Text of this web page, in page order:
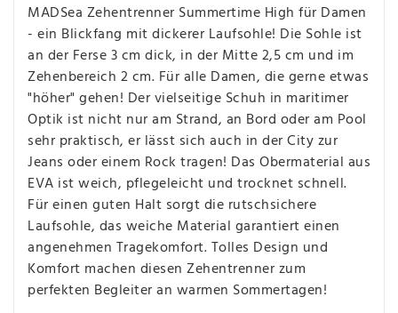
MADSea Zehentrenner Summertime High für Damen
- ein Blickfang mit dickerer Laufsohle! Die Sohle ist
an der Ferse 3 cm dick, in der Mitte 2,5 cm und im
Zehenbereich 2 cm. Für alle Damen, die gerne etwas
"höher" gehen! Der vielseitige Schuh in maritimer
Optik ist nicht nur am Strand, an Bord oder am Pool
sehr praktisch, er lässt sich auch in der City zur
Jeans oder einem Rock tragen! Das Obermaterial aus
EVA ist weich, pflegeleicht und trocknet schnell.
Für einen guten Halt sorgt die rutschsichere
Laufsohle, das weiche Material garantiert einen
angenehmen Tragekomfort. Tolles Design und
Komfort machen diesen Zehentrenner zum
perfekten Begleiter an warmen Sommertagen!